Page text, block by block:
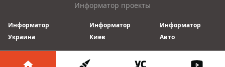
Информатор проекты
Информатор
Украина
Информатор
Киев
Информатор
Авто
© 2016-2026 Informator